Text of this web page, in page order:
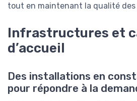
tout en maintenant la qualité des
Infrastructures et
d’accueil
Des installations en
pour répondre à la